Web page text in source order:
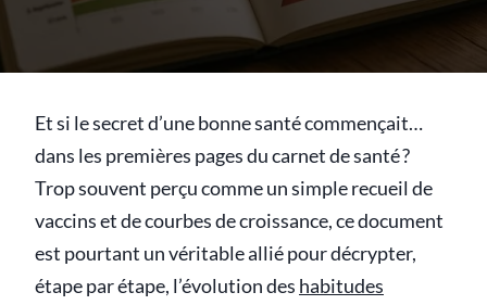
Et si le secret d’une bonne santé commençait…
dans les premières pages du carnet de santé ?
Trop souvent perçu comme un simple recueil de
vaccins et de courbes de croissance, ce document
est pourtant un véritable allié pour décrypter,
étape par étape, l’évolution des habitudes